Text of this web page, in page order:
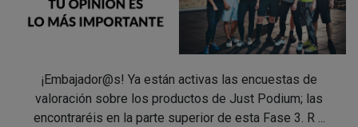
¡Embajador@s! Ya están activas las encuestas de
valoración sobre los productos de Just Podium; las
encontraréis en la parte superior de esta Fase 3. R ...